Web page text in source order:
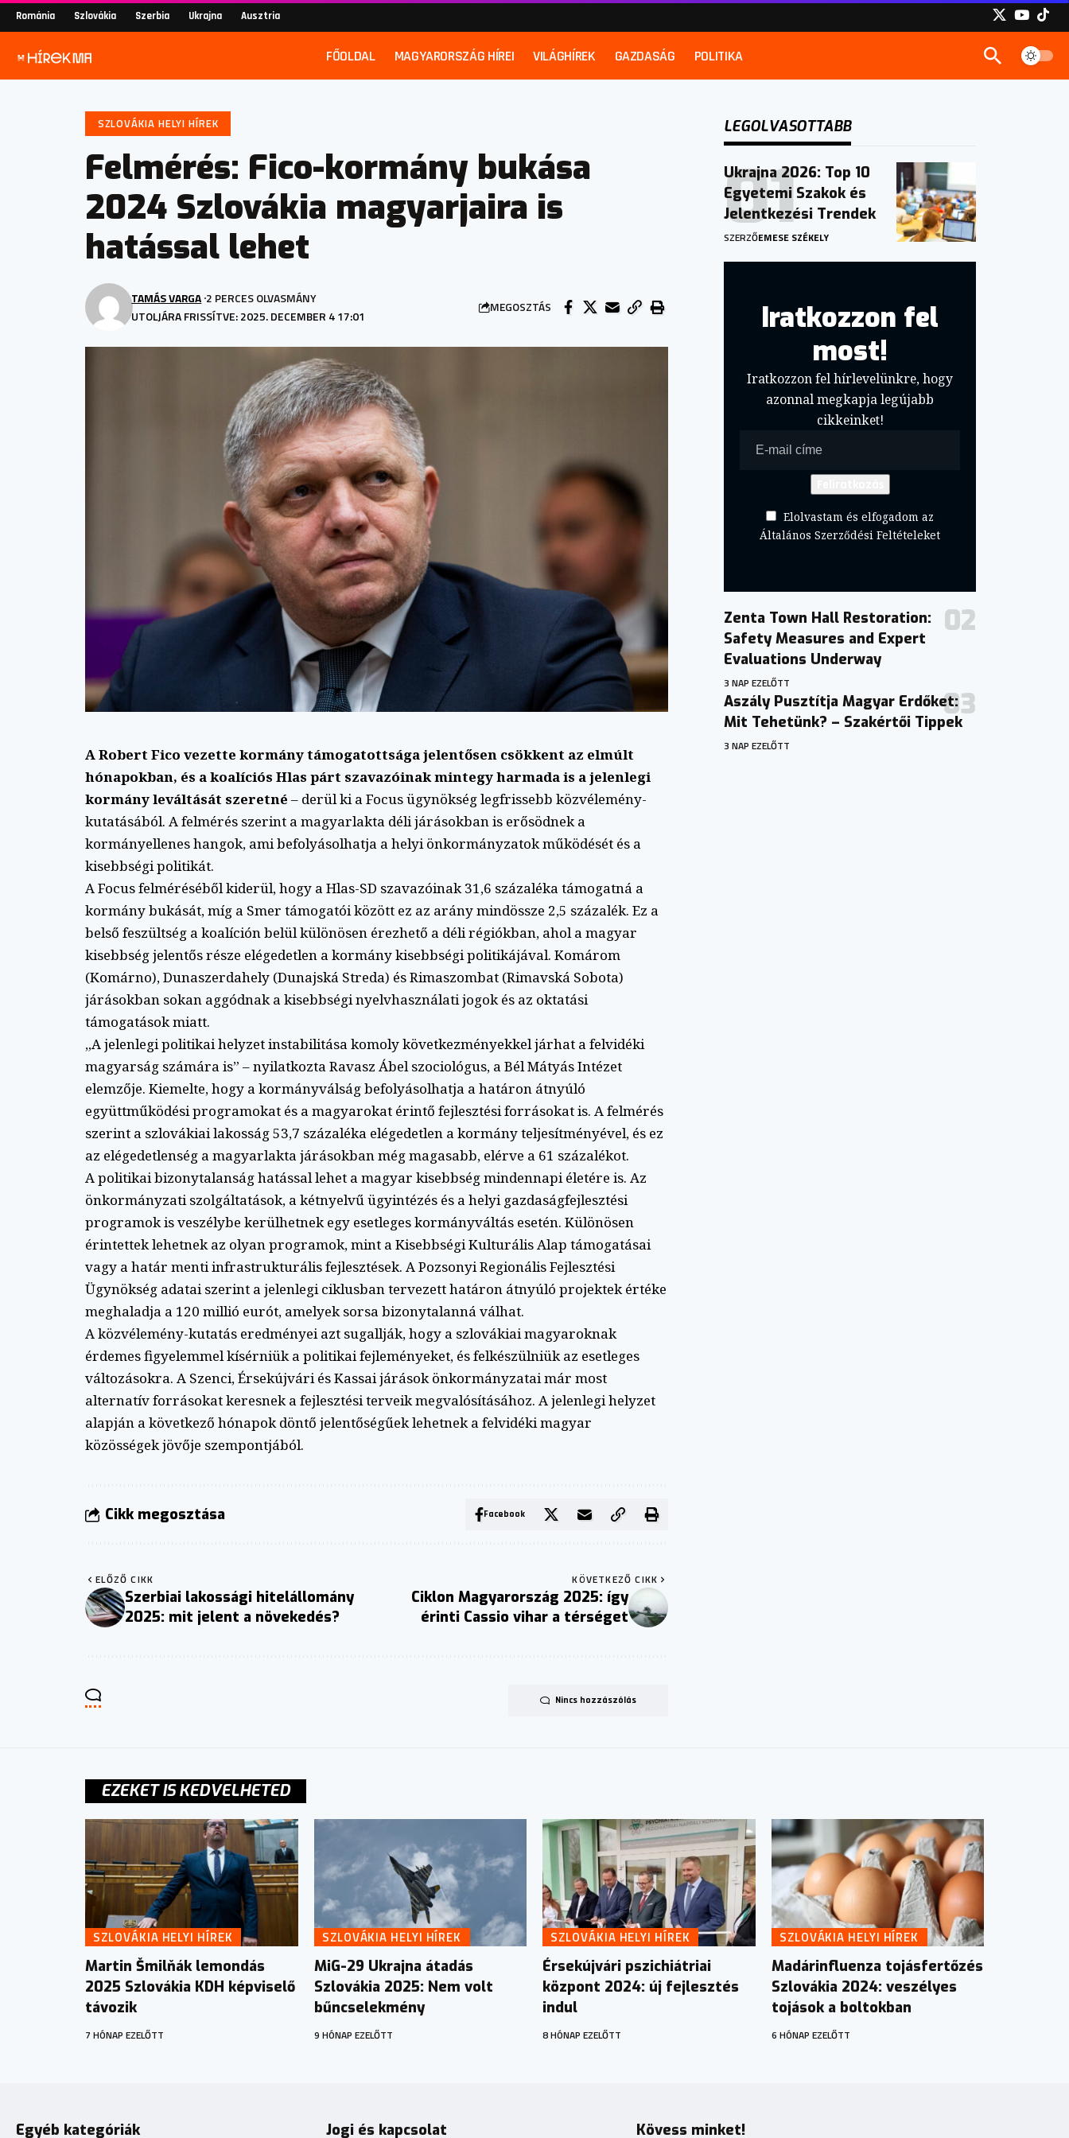
Románia Szlovákia Szerbia Ukrajna Ausztria
FŐOLDAL MAGYARORSZÁG HÍREI VILÁGHÍREK GAZDASÁG POLITIKA
SZLOVÁKIA HELYI HÍREK
Felmérés: Fico-kormány bukása
2024 Szlovákia magyarjaira is
hatással lehet
UTOLJÁRA FRISSÍTVE: 2025. DECEMBER 4 17:01
TAMÁS VARGA 2 PERCES OLVASMÁNY
MEGOSZTÁS
A Robert Fico vezette kormány támogatottsága jelentősen csökkent az elmúlt
hónapokban, és a koalíciós Hlas párt szavazóinak mintegy harmada is a jelenlegi
kormány leváltását szeretné – derül ki a Focus ügynökség legfrissebb közvélemény-
kutatásából. A felmérés szerint a magyarlakta déli járásokban is erősödnek a
kormányellenes hangok, ami befolyásolhatja a helyi önkormányzatok működését és a
kisebbségi politikát.
A Focus felméréséből kiderül, hogy a Hlas-SD szavazóinak 31,6 százaléka támogatná a
kormány bukását, míg a Smer támogatói között ez az arány mindössze 2,5 százalék. Ez a
belső feszültség a koalíción belül különösen érezhető a déli régiókban, ahol a magyar
kisebbség jelentős része elégedetlen a kormány kisebbségi politikájával. Komárom
(Komárno), Dunaszerdahely (Dunajská Streda) és Rimaszombat (Rimavská Sobota)
járásokban sokan aggódnak a kisebbségi nyelvhasználati jogok és az oktatási
támogatások miatt.
„A jelenlegi politikai helyzet instabilitása komoly következményekkel járhat a felvidéki
magyarság számára is” – nyilatkozta Ravasz Ábel szociológus, a Bél Mátyás Intézet
elemzője. Kiemelte, hogy a kormányválság befolyásolhatja a határon átnyúló
együttműködési programokat és a magyarokat érintő fejlesztési forrásokat is. A felmérés
szerint a szlovákiai lakosság 53,7 százaléka elégedetlen a kormány teljesítményével, és ez
az elégedetlenség a magyarlakta járásokban még magasabb, elérve a 61 százalékot.
A politikai bizonytalanság hatással lehet a magyar kisebbség mindennapi életére is. Az
önkormányzati szolgáltatások, a kétnyelvű ügyintézés és a helyi gazdaságfejlesztési
programok is veszélybe kerülhetnek egy esetleges kormányváltás esetén. Különösen
érintettek lehetnek az olyan programok, mint a Kisebbségi Kulturális Alap támogatásai
vagy a határ menti infrastrukturális fejlesztések. A Pozsonyi Regionális Fejlesztési
Ügynökség adatai szerint a jelenlegi ciklusban tervezett határon átnyúló projektek értéke
meghaladja a 120 millió eurót, amelyek sorsa bizonytalanná válhat.
A közvélemény-kutatás eredményei azt sugallják, hogy a szlovákiai magyaroknak
érdemes figyelemmel kísérniük a politikai fejleményeket, és felkészülniük az esetleges
változásokra. A Szenci, Érsekújvári és Kassai járások önkormányzatai már most
alternatív forrásokat keresnek a fejlesztési terveik megvalósításához. A jelenlegi helyzet
alapján a következő hónapok döntő jelentőségűek lehetnek a felvidéki magyar
közösségek jövője szempontjából.
Cikk megosztása Facebook
ELŐZŐ CIKK
Szerbiai lakossági hitelállomány
2025: mit jelent a növekedés?
KÖVETKEZŐ CIKK
Ciklon Magyarország 2025: így
érinti Cassio vihar a térséget
Nincs hozzászólás
LEGOLVASOTTABB
Ukrajna 2026: Top 10
Egyetemi Szakok és
Jelentkezési Trendek
SZERZŐEMESE SZÉKELY
Iratkozzon fel
most!
Iratkozzon fel hírlevelünkre, hogy
azonnal megkapja legújabb
cikkeinket!
Elolvastam és elfogadom az
Általános Szerződési Feltételeket
Zenta Town Hall Restoration:
Safety Measures and Expert
Evaluations Underway
3 NAP EZELŐTT
Aszály Pusztítja Magyar Erdőket:
Mit Tehetünk? – Szakértői Tippek
3 NAP EZELŐTT
EZEKET IS KEDVELHETED
SZLOVÁKIA HELYI HÍREK
Martin Šmilňák lemondás
2025 Szlovákia KDH képviselő
távozik
7 HÓNAP EZELŐTT
SZLOVÁKIA HELYI HÍREK
MiG-29 Ukrajna átadás
Szlovákia 2025: Nem volt
bűncselekmény
9 HÓNAP EZELŐTT
SZLOVÁKIA HELYI HÍREK
Érsekújvári pszichiátriai
központ 2024: új fejlesztés
indul
8 HÓNAP EZELŐTT
SZLOVÁKIA HELYI HÍREK
Madárinfluenza tojásfertőzés
Szlovákia 2024: veszélyes
tojások a boltokban
6 HÓNAP EZELŐTT
Egyéb kategóriák Jogi és kapcsolat Kövess minket!